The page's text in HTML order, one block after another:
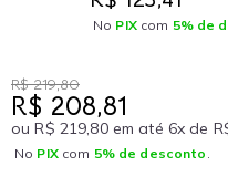
No PIXcom 5% de
R$ 219,80
R$ 208,81
ou R$ 219,80 em até 6x de
No PIXcom 5% de desconto .